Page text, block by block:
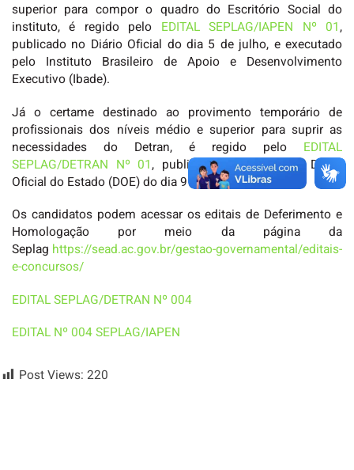
superior para compor o quadro do Escritório Social do
instituto, é regido pelo EDITAL SEPLAG/IAPEN Nº 01,
publicado no Diário Oficial do dia 5 de julho, e executado
pelo Instituto Brasileiro de Apoio e Desenvolvimento
Executivo (Ibade).
Já o certame destinado ao provimento temporário de
profissionais dos níveis médio e superior para suprir as
necessidades do Detran, é regido pelo EDITAL
SEPLAG/DETRAN Nº 01, publicado na edição do Diário
Oficial do Estado (DOE) do dia 9 de julho de 2021.
Os candidatos podem acessar os editais de Deferimento e
Homologação por meio da página da
Seplag https://sead.ac.gov.br/gestao-governamental/editais-
e-concursos/
EDITAL SEPLAG/DETRAN Nº 004
EDITAL Nº 004 SEPLAG/IAPEN
Post Views: 220